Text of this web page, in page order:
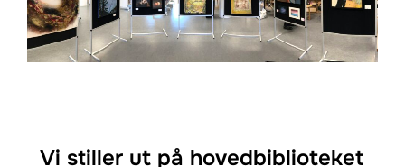
Vi stiller ut på hovedbiblioteket